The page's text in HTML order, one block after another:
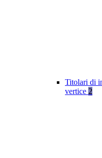
Titolari di
vertice 2